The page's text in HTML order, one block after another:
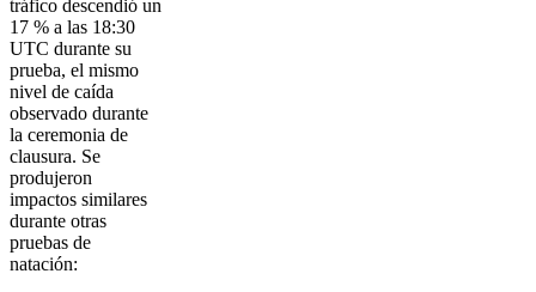
tráfico descendió un
17 % a las 18:30
UTC durante su
prueba, el mismo
nivel de caída
observado durante
la ceremonia de
clausura. Se
produjeron
impactos similares
durante otras
pruebas de
natación: